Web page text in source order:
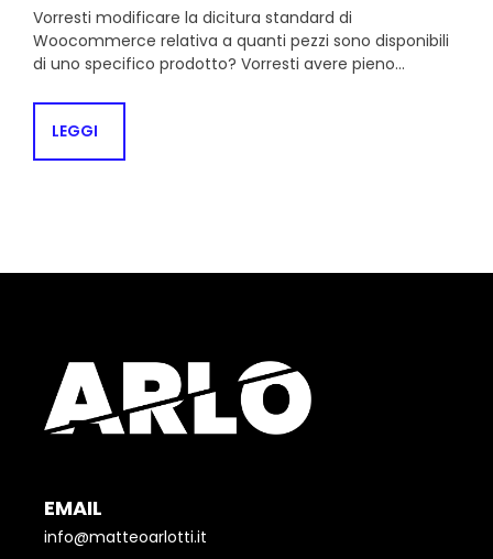
Vorresti modificare la dicitura standard di
Woocommerce relativa a quanti pezzi sono disponibili
di uno specifico prodotto? Vorresti avere pieno...
LEGGI
EMAIL
info@matteoarlotti.it